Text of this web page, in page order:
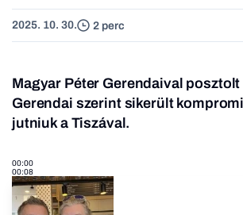
2025. 10. 30. 2 perc
Magyar Péter Gerendaival posztolt
Gerendai szerint sikerült
jutniuk a Tiszával.
00:00
00:08